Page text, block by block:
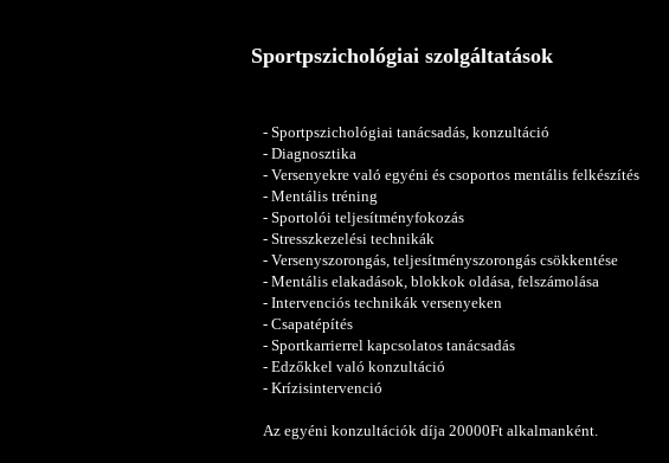
Sportpszichológiai szolgáltatások
- Sportpszichológiai tanácsadás, konzultáció
- Diagnosztika
- Versenyekre való egyéni és csoportos mentális felkészítés
- Mentális tréning
- Sportolói teljesítményfokozás
- Stresszkezelési technikák
- Versenyszorongás, teljesítményszorongás csökkentése
- Mentális elakadások, blokkok oldása, felszámolása
- Intervenciós technikák versenyeken
- Csapatépítés
- Sportkarrierrel kapcsolatos tanácsadás
- Edzőkkel való konzultáció
- Krízisintervenció
Az egyéni konzultációk díja 20000Ft alkalmanként.